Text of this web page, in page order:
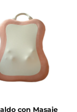
con Masaje